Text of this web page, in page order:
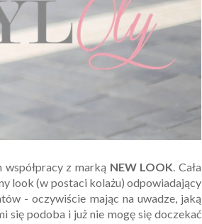
z marką NEW LOOK . Cała
look (w postaci kolażu) odpowiadający
- oczywiście mając na uwadze, jaką
się podoba i już nie mogę się doczekać